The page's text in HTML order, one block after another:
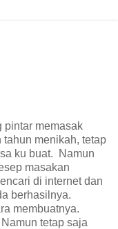
pintar memasak
menikah, tetap
ku buat. Namun
masakan
di internet dan
berhasilnya.
membuatnya.
tetap saja